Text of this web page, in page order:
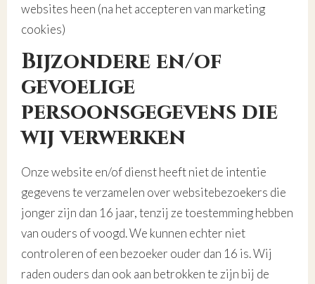
websites heen (na het accepteren van marketing
cookies)
Bijzondere en/of
gevoelige
persoonsgegevens die
wij verwerken
Onze website en/of dienst heeft niet de intentie
gegevens te verzamelen over websitebezoekers die
jonger zijn dan 16 jaar, tenzij ze toestemming hebben
van ouders of voogd. We kunnen echter niet
controleren of een bezoeker ouder dan 16 is. Wij
raden ouders dan ook aan betrokken te zijn bij de